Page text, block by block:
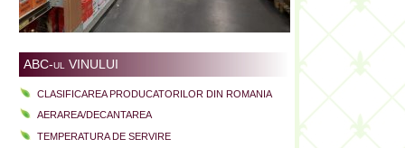
ABC-ul VINULUI
CLASIFICAREA PRODUCATORILOR DIN ROMANIA
AERAREA/DECANTAREA
TEMPERATURA DE SERVIRE